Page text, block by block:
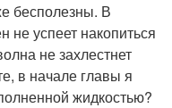
бесполезны. В
не успеет накопиться
не захлестнет
в начале главы я
жидкостью?